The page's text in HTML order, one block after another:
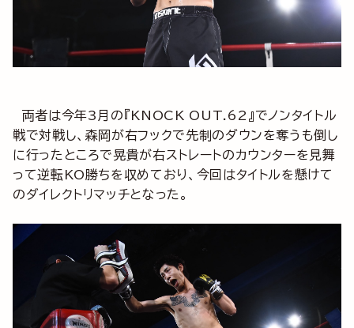
両者は今年3月の『KNOCK OUT.62』でノンタイトル
戦で対戦し、森岡が右フックで先制のダウンを奪うも倒し
に行ったところで晃貴が右ストレートのカウンターを見舞
って逆転KO勝ちを収めており、今回はタイトルを懸けて
のダイレクトリマッチとなった。